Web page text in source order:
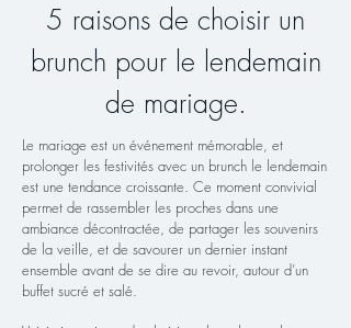
5 raisons de choisir un
brunch pour le lendemain
de mariage.
Le mariage est un événement mémorable, et
prolonger les festivités avec un brunch le lendemain
est une tendance croissante. Ce moment convivial
permet de rassembler les proches dans une
ambiance décontractée, de partager les souvenirs
de la veille, et de savourer un dernier instant
ensemble avant de se dire au revoir, autour d’un
buffet sucré et salé.